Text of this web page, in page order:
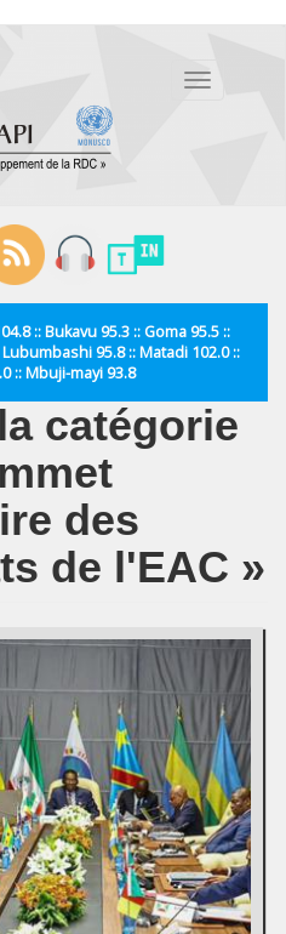
Toggle
:: Bukavu 95.3 :: Goma 95.5 ::
95.8 :: Matadi 102.0 ::
:: Mbuji-mayi 93.8
catégorie
des
de l'EAC »